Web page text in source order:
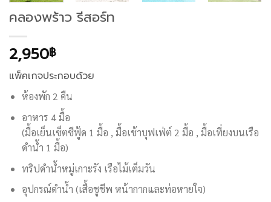
คลองพร้าว รีสอร์ท
2,950฿
แพ็คเกจประกอบด้วย
ห้องพัก 2 คืน
อาหาร 4 มื้อ
(มื้อเย็นเซ็ตซีฟู้ด 1 มื้อ , มื้อเช้าบุฟเฟ่ต์ 2 มื้อ , มื้อเที่ยงบนเรือ
ดำน้ำ 1 มื้อ)
ทริปดำน้ำหมู่เกาะรัง เรือไม้เต็มวัน
อุปกรณ์ดำน้ำ (เสื้อชูชีพ หน้ากากและท่อหายใจ)